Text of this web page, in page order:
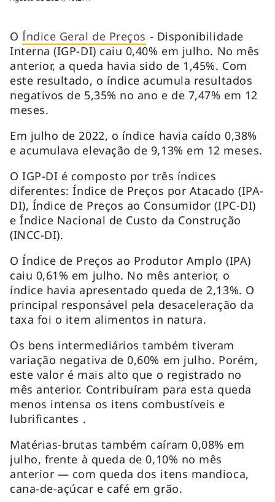
OÍndice Geral de Preços - Disponibilidade
Interna (IGP-DI) caiu 0,40% em julho. No mês
anterior, a queda havia sido de 1,45%. Com
este resultado, o índice acumula resultados
negativos de 5,35% no ano e de 7,47% em 12
meses.
Em julho de 2022, o índice havia caído 0,38%
e acumulava elevação de 9,13% em 12 meses.
O IGP-DI é composto por três índices
diferentes: Índice de Preços por Atacado (IPA-
DI), Índice de Preços ao Consumidor (IPC-DI)
e Índice Nacional de Custo da Construção
(INCC-DI).
O Índice de Preços ao Produtor Amplo (IPA)
caiu 0,61% em julho. No mês anterior, o
índice havia apresentado queda de 2,13%. O
principal responsável pela desaceleração da
taxa foi o item alimentos in natura.
Os bens intermediários também tiveram
variação negativa de 0,60% em julho. Porém,
este valor é mais alto que o registrado no
mês anterior. Contribuíram para esta queda
menos intensa os itens combustíveis e
lubrificantes .
Matérias-brutas também caíram 0,08% em
julho, frente à queda de 0,10% no mês
anterior — com queda dos itens mandioca,
cana-de-açúcar e café em grão.